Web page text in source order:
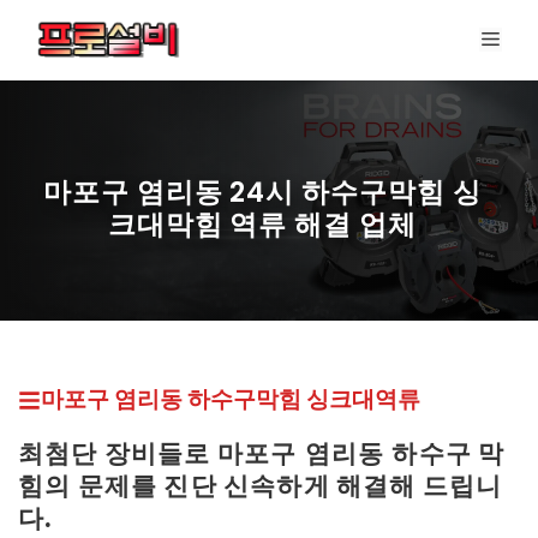
츠
메
마포구 염리동 24시 하수구막힘 싱
크대막힘 역류 해결 업체
마포구 염리동 하수구막힘 싱크대역류
최첨단 장비들로 마포구 염리동하수구 막
힘의 문제를 진단 신속하게 해결해 드립니
다.